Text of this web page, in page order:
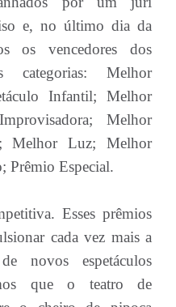
e, no último dia da
os vencedores dos
categorias: Melhor
Infantil; Melhor
Melhor
Melhor Luz; Melhor
Prêmio Especial.
Esses prêmios
cada vez mais a
novos espetáculos
que o teatro de